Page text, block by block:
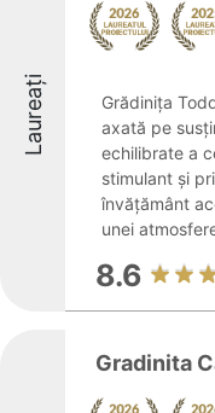
Laureați
Grădinița
axată pe
echilibrate a
stimulant și
învățământ
unei
8.6
Gradinita